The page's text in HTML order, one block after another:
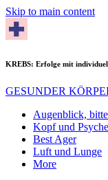
Skip to main content
KREBS: Erfolge mit
GESUNDER
Augenblick,
Kopf und Psyche
Best Ager
Luft und Lunge
More